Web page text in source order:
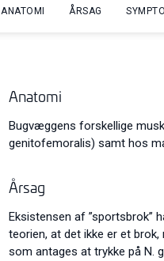
ANATOMI ÅRSAG
Anatomi
Bugvæggens forskellige
genitofemoralis) samt hos
Årsag
Eksistensen af ”sportsbrok”
teorien, at det ikke er et
som antages at trykke på N.